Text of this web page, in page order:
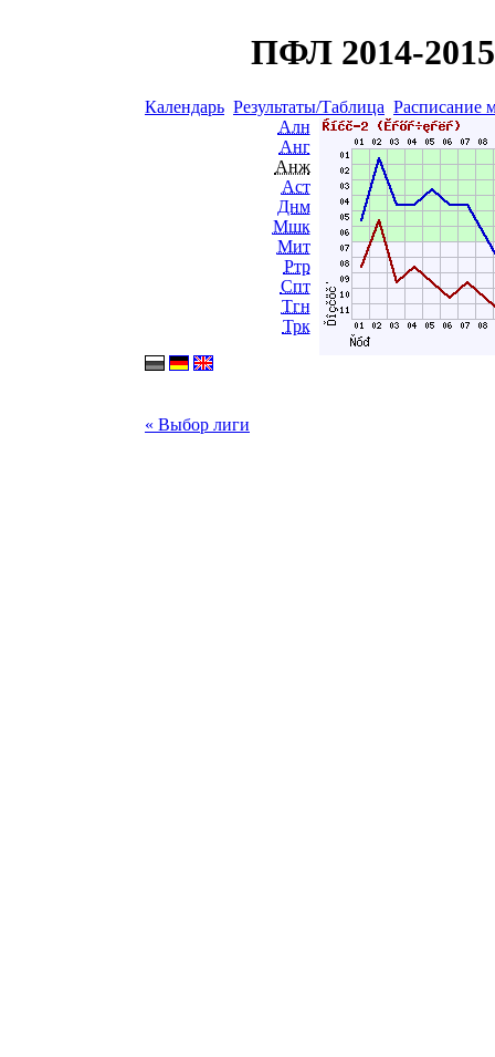
ПФЛ 2014-
Календарь Результаты/Таблица Расписание
Алн
Анг
Анж
Аст
Днм
Мшк
Мит
Ртр
Спт
Тгн
Трк
« Выбор лиги